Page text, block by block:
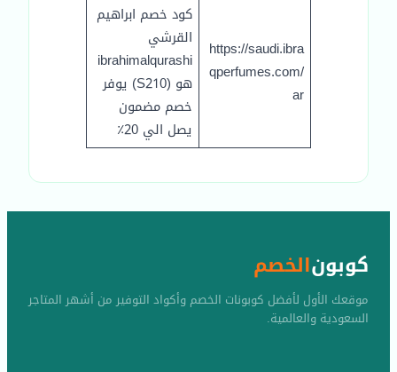
https://saudi.ibra
qperfumes.com/
ar
كود خصم ابراهيم
القرشي
ibrahimalqurashi
هو (S210) يوفر
خصم مضمون
يصل الي 20٪
كوبونالخصم
موقعك الأول لأفضل كوبونات الخصم وأكواد التوفير من أشهر المتاجر
السعودية والعالمية.